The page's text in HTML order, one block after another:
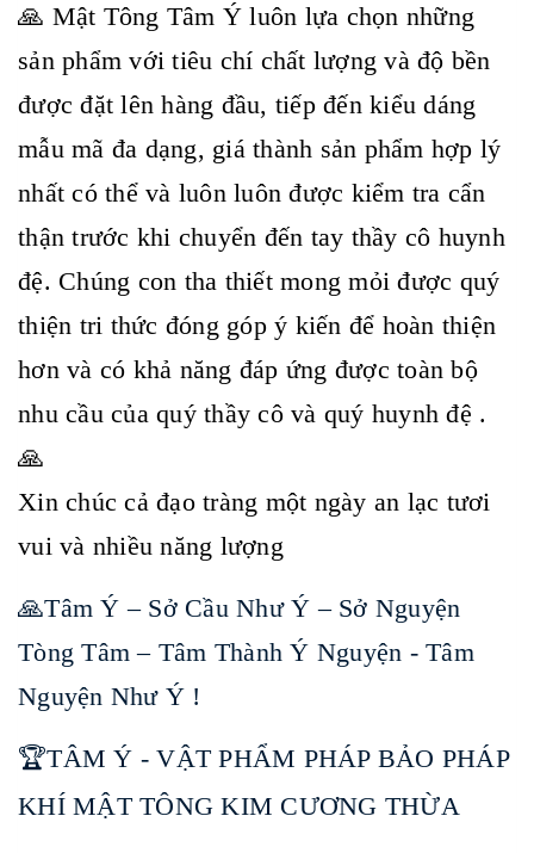
🙏 Mật Tông Tâm Ý luôn lựa chọn những
sản phẩm với tiêu chí chất lượng và độ bền
được đặt lên hàng đầu, tiếp đến kiểu dáng
mẫu mã đa dạng, giá thành sản phẩm hợp lý
nhất có thể và luôn luôn được kiểm tra cẩn
thận trước khi chuyển đến tay thầy cô huynh
đệ. Chúng con tha thiết mong mỏi được quý
thiện tri thức đóng góp ý kiến để hoàn thiện
hơn và có khả năng đáp ứng được toàn bộ
nhu cầu của quý thầy cô và quý huynh đệ .
🙏
Xin chúc cả đạo tràng một ngày an lạc tươi
vui và nhiều năng lượng
🙏Tâm Ý – Sở Cầu Như Ý – Sở Nguyện
Tòng Tâm – Tâm Thành Ý Nguyện - Tâm
Nguyện Như Ý !
🏆TÂM Ý - VẬT PHẨM PHÁP BẢO PHÁP
KHÍ MẬT TÔNG KIM CƯƠNG THỪA